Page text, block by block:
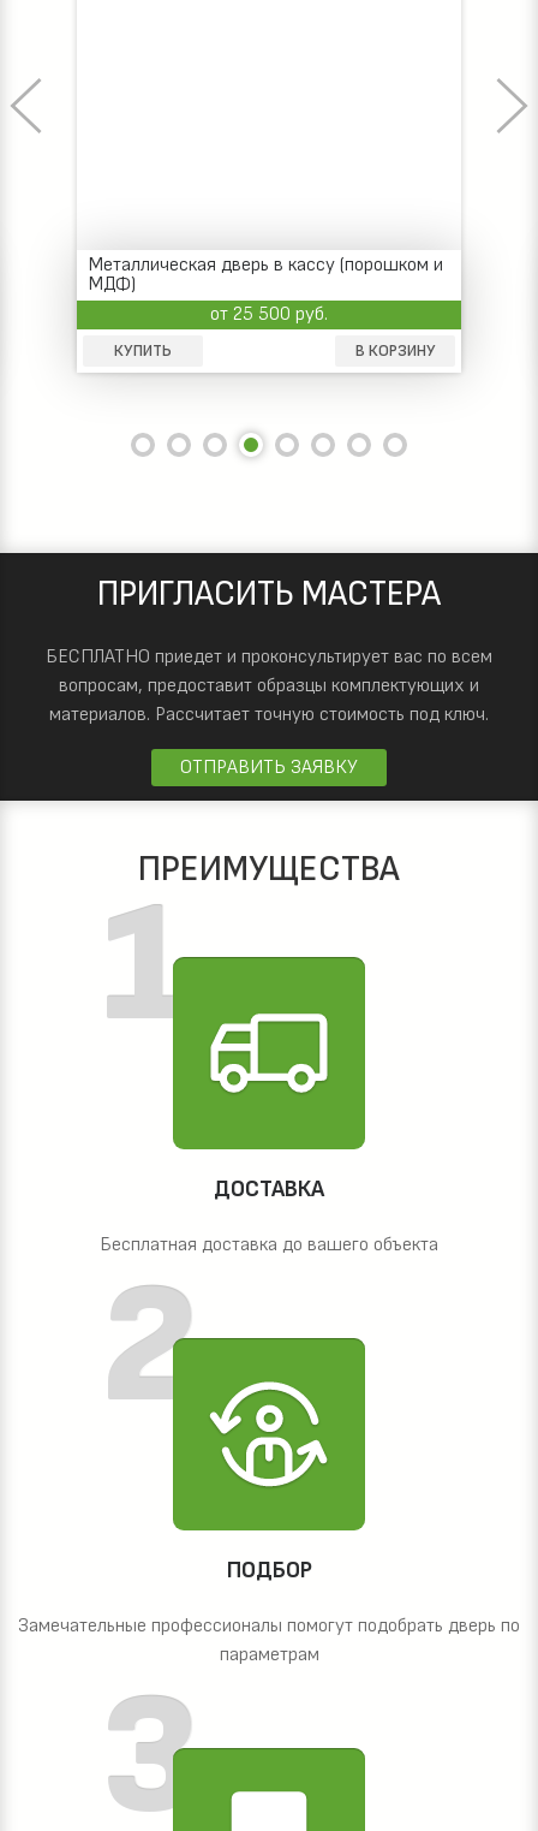
Металлическая дверь в кассу (порошком и
МДФ)
от 25 500 руб.
КУПИТЬ В КОРЗИНУ
ПРИГЛАСИТЬ МАСТЕРА
БЕСПЛАТНО приедет и проконсультирует вас по всем
вопросам, предоставит образцы комплектующих и
материалов. Рассчитает точную стоимость под ключ.
ОТПРАВИТЬ ЗАЯВКУ
ПРЕИМУЩЕСТВА
ДОСТАВКА
Бесплатная доставка до вашего объекта
ПОДБОР
Замечательные профессионалы помогут подобрать дверь по
параметрам